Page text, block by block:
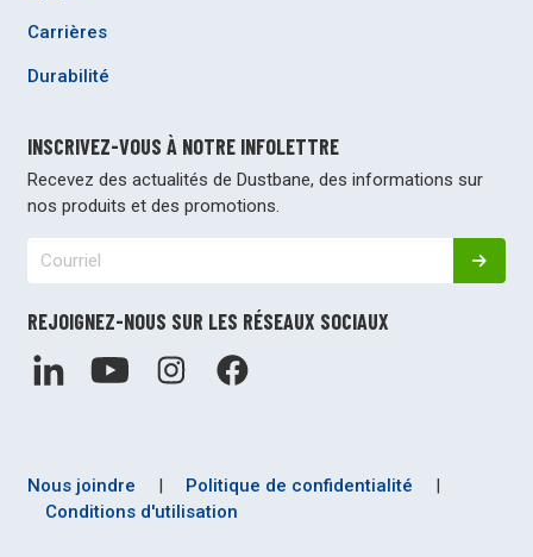
Carrières
Durabilité
INSCRIVEZ-VOUS À NOTRE INFOLETTRE
Recevez des actualités de Dustbane, des informations sur
nos produits et des promotions.
REJOIGNEZ-NOUS SUR LES RÉSEAUX SOCIAUX
Nous joindre | Politique de confidentialité
|
Conditions d'utilisation